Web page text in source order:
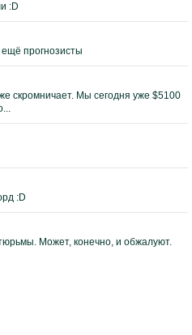
:D
ещё прогнозисты
скромничает. Мы сегодня уже $5100
:D
Может, конечно, и обжалуют.